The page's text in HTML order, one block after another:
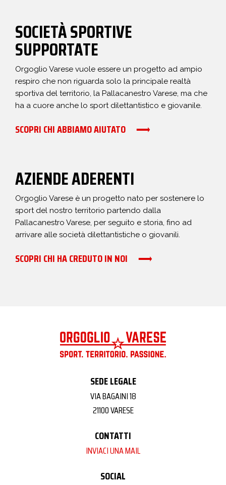
SOCIETÀ SPORTIVE
SUPPORTATE
Orgoglio Varese vuole essere un progetto ad ampio
respiro che non riguarda solo la principale realtà
sportiva del territorio, la Pallacanestro Varese, ma che
ha a cuore anche lo sport dilettantistico e giovanile.
SCOPRI CHI ABBIAMO AIUTATO
AZIENDE ADERENTI
Orgoglio Varese è un progetto nato per sostenere lo
sport del nostro territorio partendo dalla
Pallacanestro Varese, per seguito e storia, fino ad
arrivare alle società dilettantistiche o giovanili.
SCOPRI CHI HA CREDUTO IN NOI
SEDE LEGALE
VIA BAGAINI 18
21100 VARESE
CONTATTI
INVIACI UNA MAIL
SOCIAL